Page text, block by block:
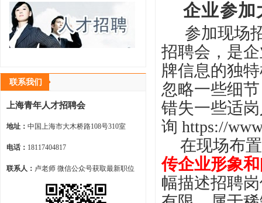
联系我们
上海青年人才招聘会
地址： 中国上海市大木桥路108号310室
电话： 18117404817
联系人： 卢老师 微信公众号获取最新职位
企业参加
参加现场
招聘会，是
牌信息的独
忽略一些细
错失一些适
询 https://
在现场布
传企业形象
幅描述招聘